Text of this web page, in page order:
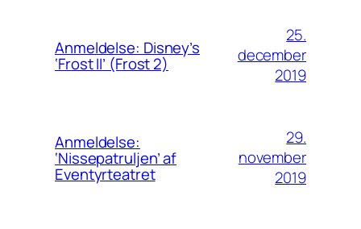
Anmeldelse: Disney’s
‘Frost II’ (Frost 2)
25.
december
2019
Anmeldelse:
‘Nissepatruljen’ af
Eventyrteatret
29.
november
2019